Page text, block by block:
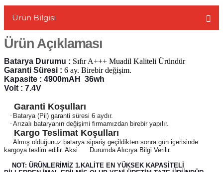
Ürün Bilgisi
Ürün Açıklaması
Batarya Durumu : Sıfır A+++ Muadil Kaliteli Üründür
Garanti Süresi : 6 ay. Birebir değişim.
Kapasite : 4900mAH 36wh
Volt : 7.4V
Garanti Koşulları
Batarya (Pil) garanti süresi 6 aydır.
Arızalı bataryanın değişimi firmamızdan birebir yapılır.
Kargo Teslimat Koşulları
Almış olduğunuz batarya sipariş geçildikten sonra gün içerisinde
kargoya teslim edilir. Aksi Durumda Alıcıya Bilgi Verilir.
NOT: ÜRÜNLERİMİZ 1.KALİTE EN YÜKSEK KAPASİTELİ